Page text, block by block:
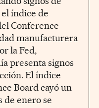
índice de
Conference
manufacturera
la Fed,
presenta signos
El índice
Board cayó un
de enero se